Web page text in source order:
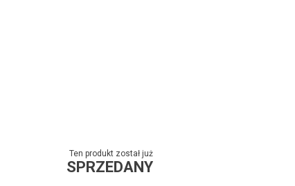
Ten produkt został już
SPRZEDANY